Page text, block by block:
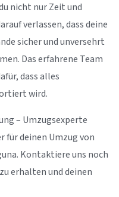
nicht nur Zeit und
verlassen, dass deine
sicher und unversehrt
Das erfahrene Team
dass alles
wird.
– Umzugsexperte
für deinen Umzug von
Kontaktiere uns noch
erhalten und deinen